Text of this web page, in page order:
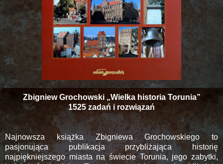
Zbigniew Grochowski „Wielka historia Torunia”
1525 zadań i rozwiązań
Najnowsza książka Zbigniewa Grochowskiego to
pasjonująca publikacja przybliżająca historię
najpiękniejszego miasta na świecie Torunia, jego zabytki,